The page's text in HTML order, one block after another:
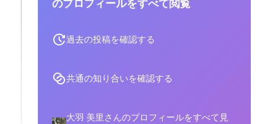
のプロフィールをすべて閲覧
過去の投稿を確認する
共通の知り合いを確認する
大羽 美里さんのプロフィールをすべて見